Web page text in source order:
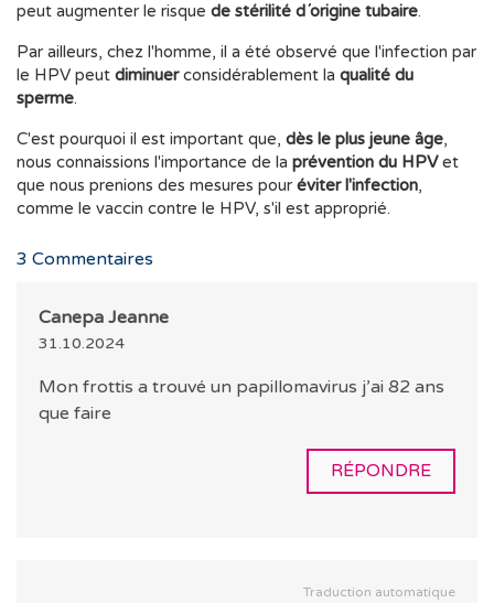
peut augmenter le risque de stérilité d´origine tubaire.
Par ailleurs, chez l'homme, il a été observé que l'infection par
le HPV peut diminuerconsidérablement la qualité du
sperme.
C'est pourquoi il est important que, dès le plus jeune âge,
nous connaissions l'importance de la prévention du HPVet
que nous prenions des mesures pour éviter l'infection,
comme le vaccin contre le HPV, s'il est approprié.
3 Commentaires
Canepa Jeanne
31.10.2024
Mon frottis a trouvé un papillomavirus j’ai 82 ans
que faire
RÉPONDRE
Traduction automatique